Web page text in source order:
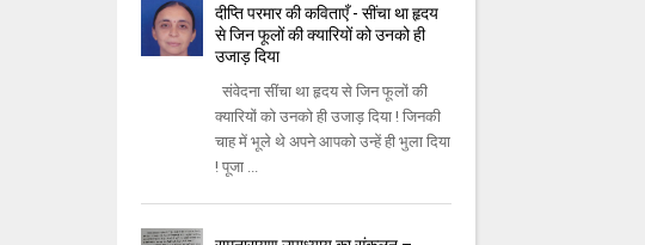
दीप्ति परमार की कविताएँ - सींचा था हृदय
से जिन फूलों की क्यारियों को उनको ही
उजाड़ दिया
संवेदना सींचा था हृदय से जिन फूलों की
क्यारियों को उनको ही उजाड़ दिया ! जिनकी
चाह में भूले थे अपने आपको उन्हें ही भुला दिया
! पूजा ...